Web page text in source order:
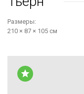
Размеры:
210 × 87 × 105 см